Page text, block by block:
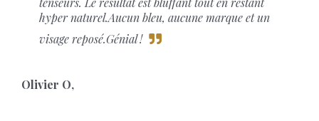
hyper naturel.Aucun bleu, aucune marque et un
visage reposé.Génial !
Olivier O,